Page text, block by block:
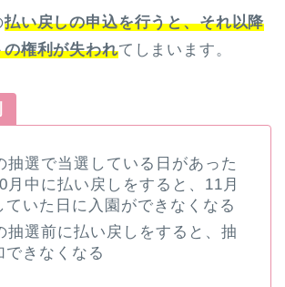
払い戻しの申込を行うと、それ以降
権利が失われてしまいます。
抽選で当選している日があった
月中に払い戻しをすると、11月
ていた日に入園ができなくなる
抽選前に払い戻しをすると、抽
できなくなる